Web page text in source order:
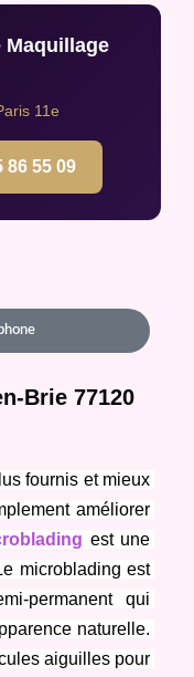
Maquillage
11e
86 55 09
Brie 77120
fournis et mieux
améliorer
est une
microblading est
permanent qui
naturelle.
aiguilles pour